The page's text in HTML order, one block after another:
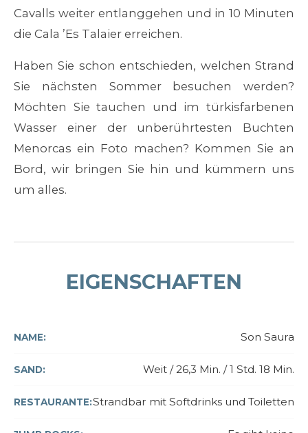
Cavalls weiter entlanggehen und in 10 Minuten
die Cala ’Es Talaier erreichen.
Haben Sie schon entschieden, welchen Strand
Sie nächsten Sommer besuchen werden?
Möchten Sie tauchen und im türkisfarbenen
Wasser einer der unberührtesten Buchten
Menorcas ein Foto machen? Kommen Sie an
Bord, wir bringen Sie hin und kümmern uns
um alles.
EIGENSCHAFTEN
NAME: Son Saura
SAND: Weit / 26,3 Min. / 1 ​​Std. 18 Min.
RESTAURANTE:Strandbar mit Softdrinks und Toiletten